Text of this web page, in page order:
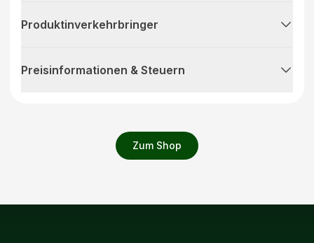
Zum Shop
Produktinverkehrbringer
Preisinformationen & Steuern